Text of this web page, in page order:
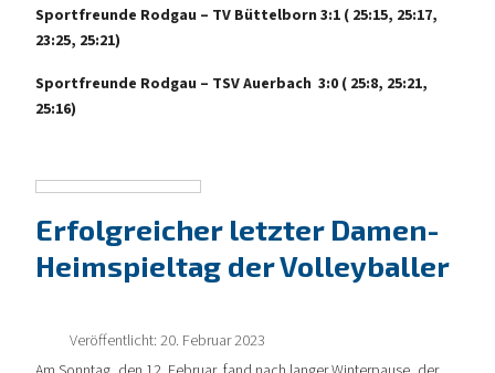
Sportfreunde Rodgau – TV Büttelborn 3:1 ( 25:15, 25:17,
23:25, 25:21)
Sportfreunde Rodgau – TSV Auerbach 3:0 ( 25:8, 25:21,
25:16)
Erfolgreicher letzter Damen-
Heimspieltag der Volleyballer
Veröffentlicht: 20. Februar 2023